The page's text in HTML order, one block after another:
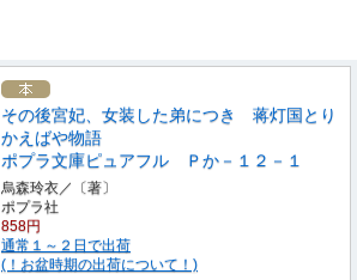
その後宮妃、女装した弟につき 蒋灯国とり
かえばや物語
ポプラ文庫ピュアフル Ｐか－１２－１
烏森玲衣／〔著〕
ポプラ社
858円
通常１～２日で出荷
(！お盆時期の出荷について！)